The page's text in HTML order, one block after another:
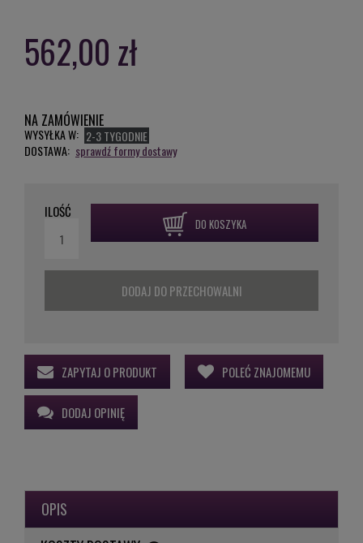
562,00 zł
NA ZAMÓWIENIE
WYSYŁKA W: 2-3 TYGODNIE
DOSTAWA: sprawdź formy dostawy
ILOŚĆ
DO KOSZYKA
DODAJ DO PRZECHOWALNI
ZAPYTAJ O PRODUKT POLEĆ ZNAJOMEMU
DODAJ OPINIĘ
OPIS